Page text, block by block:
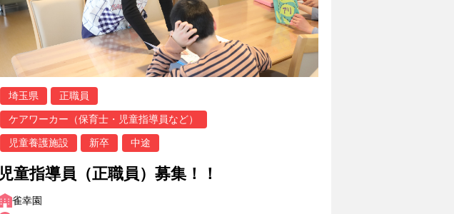
埼玉県 正職員
ケアワーカー（保育士・児童指導員など）
児童養護施設 新卒 中途
児童指導員（正職員）募集！！
雀幸園